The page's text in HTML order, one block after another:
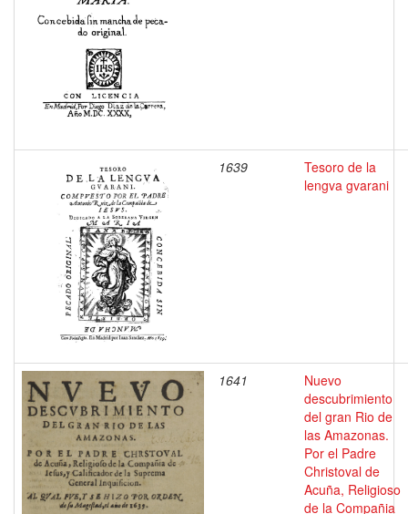
1639
Tesoro de la
lengva gvarani
1641
Nuevo
descubrimiento
del gran Rio de
las Amazonas.
Por el Padre
Christoval de
Acuña, Religioso
de la Compañia